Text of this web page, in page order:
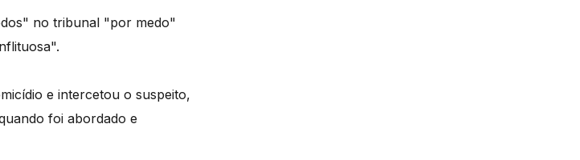
no tribunal "por medo"
e intercetou o suspeito,
foi abordado e